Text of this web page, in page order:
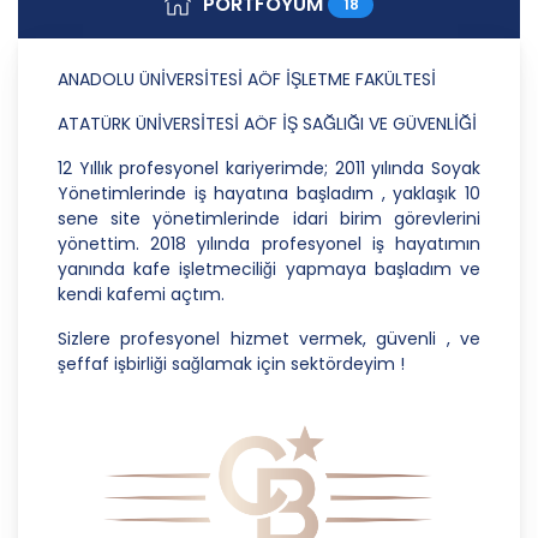
Danışmanlık Hizmetleri A.Ş.; kişisel verilerin
işlenmesi faaliyetleri kapsamında hukuka ve
yükümlüdür. Bu kapsamda, orantılılık gereklilikleri
dikkate alınacakve kişisel verileri işleme amacı
dışında kullanmayacaktır.
2. Kişisel Verilerin Doğru ve Gerektiğinde
Güncel Olmasını Sağlama
CB Gayrimenkul Franchising Pazarlama ve
Danışmanlık Hizmetleri A.Ş.; kişisel veri sahiplerinin
temel haklarını ve kendi meşru menfaatlerini
dikkate alarak işlediği kişisel verilerin doğru ve
güncel olmasını sağlamakla ve bu doğrultuda
gerekli tedbirleri almak için gerekli sistemleri
3. Belirli, Açık ve Meşru Amaçlarla İşleme
CB Gayrimenkul Franchising Pazarlama ve
Danışmanlık Hizmetleri A.Ş.; kişisel verilerin hangi
ANADOLU ÜNİVERSİTESİ AÖF İŞLETME FAKÜLTESİ
ATATÜRK ÜNİVERSİTESİ AÖF İŞ SAĞLIĞI VE GÜVENLİĞİ
12 Yıllık profesyonel kariyerimde; 2011 yılında Soyak
Yönetimlerinde iş hayatına başladım , yaklaşık 10
sene site yönetimlerinde idari birim görevlerini
yönettim. 2018 yılında profesyonel iş hayatımın
yanında kafe işletmeciliği yapmaya başladım ve
kendi kafemi açtım.
Sizlere profesyonel hizmet vermek, güvenli , ve
şeffaf işbirliği sağlamak için sektördeyim !